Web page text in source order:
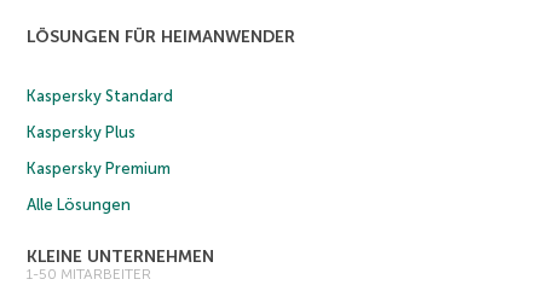
LÖSUNGEN FÜR HEIMANWENDER
Kaspersky Standard
Kaspersky Plus
Kaspersky Premium
Alle Lösungen
KLEINE UNTERNEHMEN
1-50 MITARBEITER